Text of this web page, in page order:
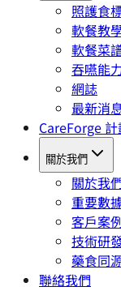
照護食
軟餐教
軟餐菜
吞嚥能
網誌
最新消
CareForge 計
關於我們
關於我
重要數
客戶案
技術研
藥食同
聯絡我們